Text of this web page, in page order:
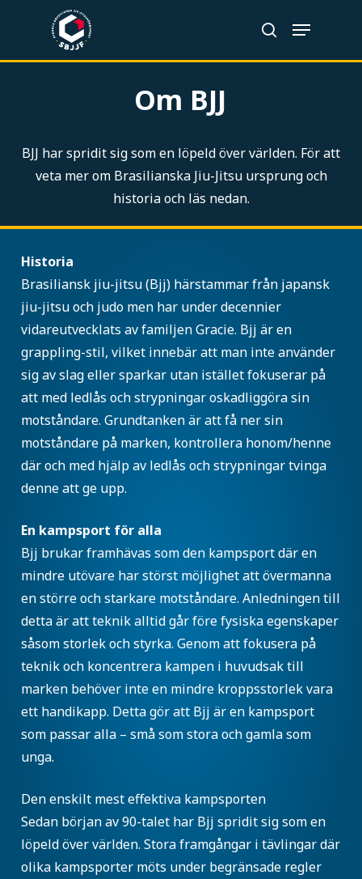
main
search
Menu
Om BJJ
BJJ har spridit sig som en löpeld över världen. För att
veta mer om Brasilianska Jiu-Jitsu ursprung och
historia och läs nedan.
Historia
Brasiliansk jiu-jitsu (Bjj) härstammar från japansk
jiu-jitsu och judo men har under decennier
vidareutvecklats av familjen Gracie. Bjj är en
grappling-stil, vilket innebär att man inte använder
sig av slag eller sparkar utan istället fokuserar på
att med ledlås och strypningar oskadliggöra sin
motståndare. Grundtanken är att få ner sin
motståndare på marken, kontrollera honom/henne
där och med hjälp av ledlås och strypningar tvinga
denne att ge upp.
En kampsport för alla
Bjj brukar framhävas som den kampsport där en
mindre utövare har störst möjlighet att övermanna
en större och starkare motståndare. Anledningen till
detta är att teknik alltid går före fysiska egenskaper
såsom storlek och styrka. Genom att fokusera på
teknik och koncentrera kampen i huvudsak till
marken behöver inte en mindre kroppsstorlek vara
ett handikapp. Detta gör att Bjj är en kampsport
som passar alla – små som stora och gamla som
unga.
Den enskilt mest effektiva kampsporten
Sedan början av 90-talet har Bjj spridit sig som en
löpeld över världen. Stora framgångar i tävlingar där
olika kampsporter möts under begränsade regler